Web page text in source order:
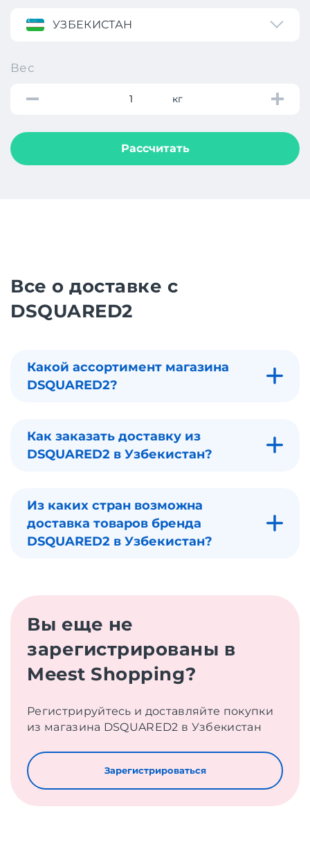
УЗБЕКИСТАН
Вес
кг
Рассчитать
Все о доставке с
DSQUARED2
Какой ассортимент магазина
DSQUARED2?
Как заказать доставку из
DSQUARED2 в Узбекистан?
Из каких стран возможна
доставка товаров бренда
DSQUARED2 в Узбекистан?
Вы еще не
зарегистрированы в
Meest Shopping?
Регистрируйтесь и доставляйте покупки
из магазина DSQUARED2 в Узбекистан
Зарегистрироваться